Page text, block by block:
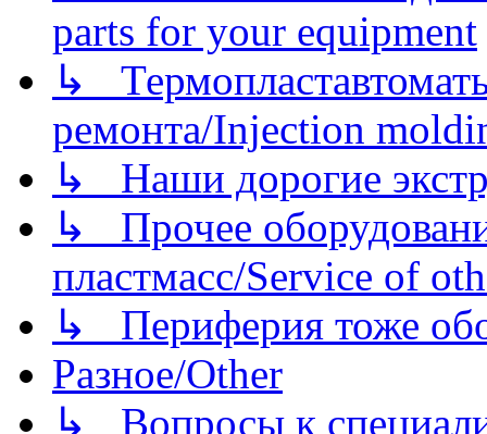
parts for your equipment
↳
ремонта/Injection
↳ Наши дорогие
↳ Прочее
пластмасс/Service of
↳ Периферия тоже
Разное/Other
↳ Вопросы к